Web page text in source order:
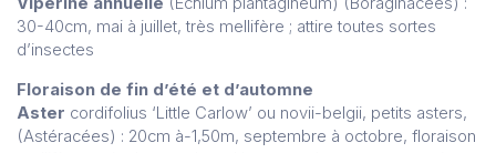
30-40cm, mai à juillet, très mellifère ; attire toutes sortes
d’insectes
Floraison de fin d’été et d’automne
Aster cordifolius ‘Little Carlow’ ou novii-belgii, petits asters,
(Astéracées) : 20cm à-1,50m, septembre à octobre, floraison